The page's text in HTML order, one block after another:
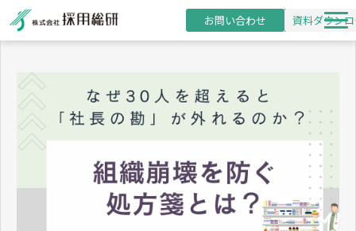
お問い合わせ 資料ダウン
研修事業
導入事例
お役立ち資料
セミナー